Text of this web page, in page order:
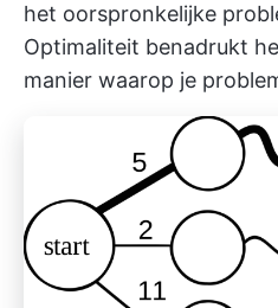
het oorspronkelijke
Optimaliteit benadrukt
manier waarop je